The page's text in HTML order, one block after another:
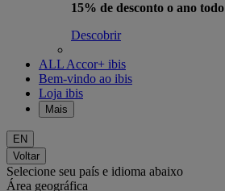
15% de desconto o ano todo
Descobrir
ALL Accor+ ibis
Bem-vindo ao ibis
Loja ibis
Mais
EN
Voltar
Selecione seu país e idioma abaixo
Área geográfica